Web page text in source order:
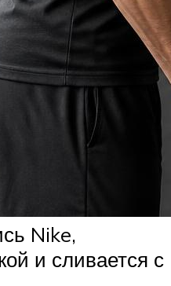
Nike,
и сливается с